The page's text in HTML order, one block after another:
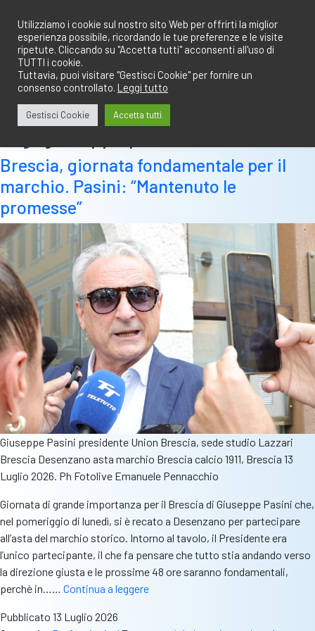
contenuto
Brescia, giornata fondamentale per il
marchio. Pasini: “Mantenuto le
promesse”
Giuseppe Pasini presidente Union Brescia, sede studio Lazzari
Brescia Desenzano asta marchio Brescia calcio 1911, Brescia 13
Luglio 2026. Ph Fotolive Emanuele Pennacchio
Giornata di grande importanza per il Brescia di Giuseppe Pasini che,
nel pomeriggio di lunedì, si è recato a Desenzano per partecipare
all’asta del marchio storico. Intorno al tavolo, il Presidente era
l’unico partecipante, il che fa pensare che tutto stia andando verso
la direzione giusta e le prossime 48 ore saranno fondamentali,
perchè in…… Continua a leggereBrescia,
Pubblicato 13 Luglio 2026
Utilizziamo i cookie sul nostro sito Web per offrirti la miglior
esperienza possibile, ricordando le tue preferenze e le visite
ripetute. Cliccando su "Accetta tutti" acconsenti all'uso di
TUTTI i cookie.
Tuttavia, puoi visitare "Gestisci Cookie" per fornire un
consenso controllato. Leggi tutto
Gestisci Cookie Accetta tutti